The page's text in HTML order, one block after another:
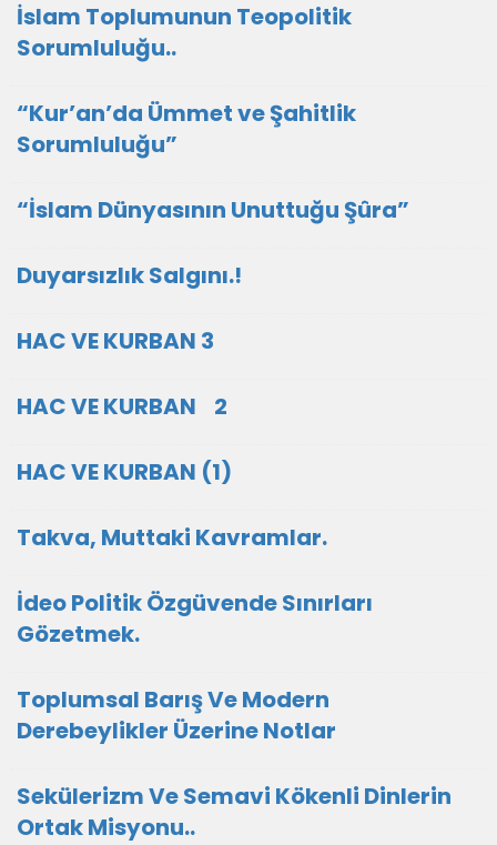
İslam Toplumunun Teopolitik
Sorumluluğu..
“Kur’an’da Ümmet ve Şahitlik
Sorumluluğu”
“İslam Dünyasının Unuttuğu Şûra”
Duyarsızlık Salgını.!
HAC VE KURBAN 3
HAC VE KURBAN 2
HAC VE KURBAN (1)
Takva, Muttaki Kavramlar.
İdeo Politik Özgüvende Sınırları
Gözetmek.
Toplumsal Barış Ve Modern
Derebeylikler Üzerine Notlar
Sekülerizm Ve Semavi Kökenli Dinlerin
Ortak Misyonu..